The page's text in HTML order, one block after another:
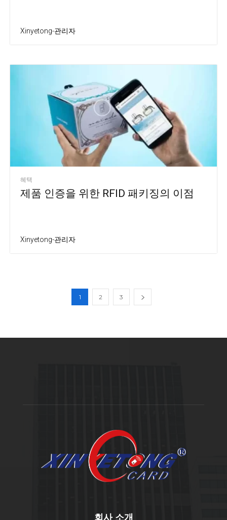
Xinyetong-관리자
혜택
제품 인증을 위한 RFID 패키징의 이점
Xinyetong-관리자
1 2 3
회사 소개